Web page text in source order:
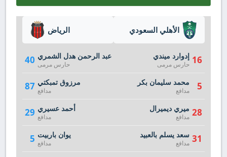
الرياض
40 عبد الرحمن هدل الشمري
حارس مرمى
87 مرزوق تمبكتي
مدافع
29 أحمد عسيري
مدافع
5 يوان باربيت
مدافع
الأهلي السعودي
16 إدوارد ميندي
حارس مرمى
5 محمد سليمان بكر
مدافع
28 ميري ديميرال
مدافع
31 سعد يسلم بالعبيد
مدافع